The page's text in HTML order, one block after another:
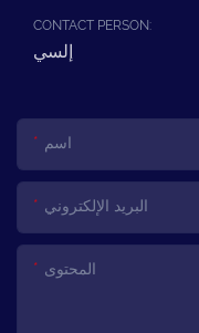
CONTACT PERSON:
إلسي
اسم
البريد الإلكتروني
المحتوى